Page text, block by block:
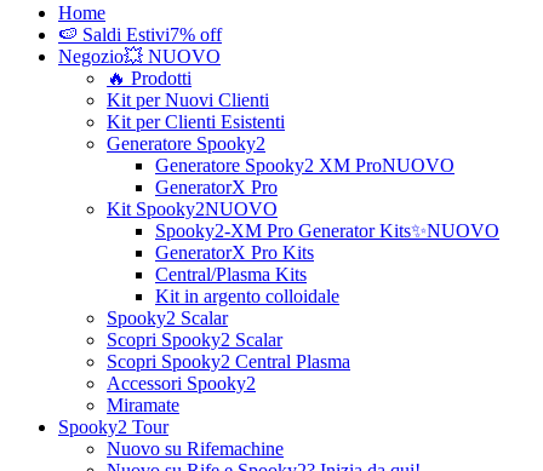
Home
🍉 Saldi Estivi7% off
Negozio💥 NUOVO
🔥 Prodotti
Kit per Nuovi Clienti
Kit per Clienti Esistenti
Generatore Spooky2
Generatore Spooky2 XM ProNUOVO
GeneratorX Pro
Kit Spooky2NUOVO
Spooky2-XM Pro Generator Kits✨NUOVO
GeneratorX Pro Kits
Central/Plasma Kits
Kit in argento colloidale
Spooky2 Scalar
Scopri Spooky2 Scalar
Scopri Spooky2 Central Plasma
Accessori Spooky2
Miramate
Spooky2 Tour
Nuovo su Rifemachine